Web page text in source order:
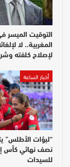
التوقيت الميسر
المغربية.. لا
لإصلاح كلفته
أخبار الساعة
“لبؤات الأطلس”
نصف نهائي كأس
للسيدات